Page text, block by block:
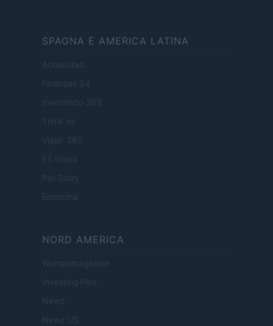
SPAGNA E AMERICA LATINA
Actualidad
Finanzas 24
Investindo 365
Think.es
Viajar 365
ES Newz
Pet Story
Encocina
NORD AMERICA
Womanmagazine
Investing Plus
Newz
Newz US